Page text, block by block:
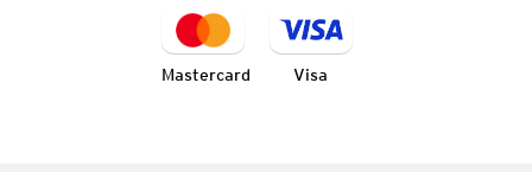
Mastercard Visa